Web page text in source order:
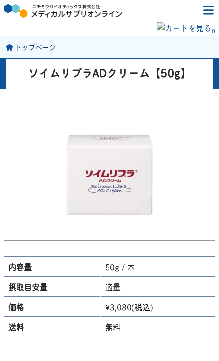
0
トップページ
ソイムリブラADクリーム【50g】
内容量
50g / 本
摂取目安量
適量
価格
¥3,080(税込)
送料
無料